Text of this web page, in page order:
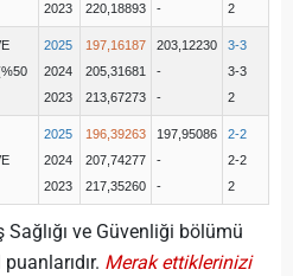
2023
220,18893
-
2
2025
2024
2023
197,16187
205,31681
213,67273
203,12230
-
-
3-3
3-3
2
2025
2024
2023
196,39263
207,74277
217,35260
197,95086
-
-
2-2
2-2
2
ve Güvenliği bölümü
Merak ettiklerinizi